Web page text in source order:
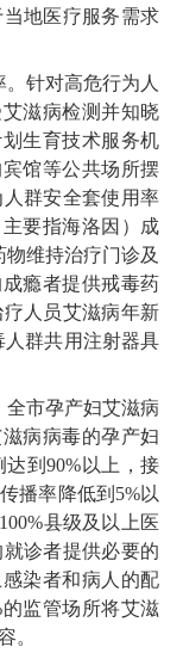
地医疗服务需求
针对高危行为人
滋病检测并知晓
生育技术服务机
馆等公共场所摆
群安全套使用率
要指海洛因）成
维持治疗门诊及
瘾者提供戒毒药
人员艾滋病年新
人群共用注射器具
全市孕产妇艾滋病
病病毒的孕产妇
到90%以上，接
播率降低到5%以
县级及以上医
诊者提供必要的
染者和病人的配
监管场所将艾滋
。